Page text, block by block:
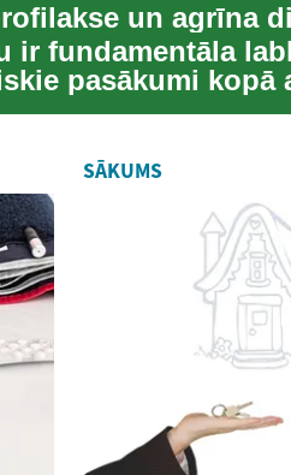
un agrīna
ir fundamentāla
pasākumi kopā
SĀKUMS